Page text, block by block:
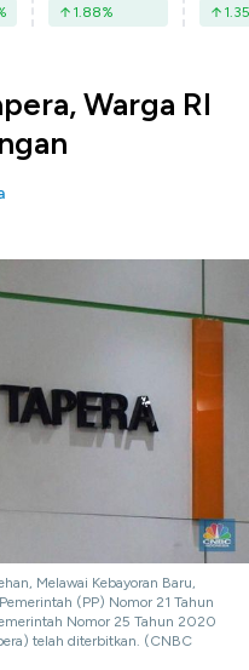
1.88% 1.35
Warga RI
Melawai Kebayoran Baru,
(PP) Nomor 21 Tahun
Nomor 25 Tahun 2020
telah diterbitkan. (CNBC